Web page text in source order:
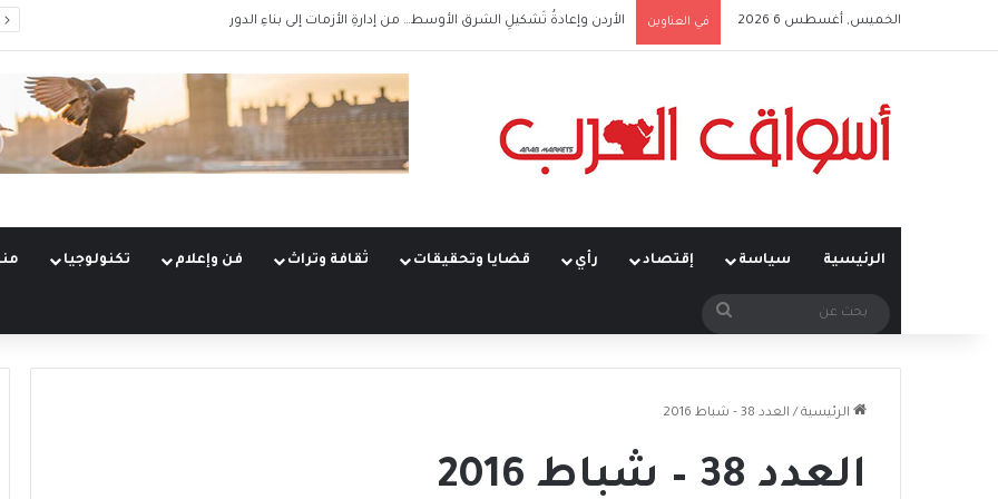
الخميس, أغسطس 6 2026 في العناوين أَمنُ الخليج في زمنِ التحوُّلات الكبرى (5 من 5)
الرئيسية سياسة إقتصاد رأي قضايا وتحقيقات ثقافة وتراث فن وإعلام تكنولوجيا
بحث
الرئيسية / العدد 38 - شباط 2016
العدد 38 – شباط 2016